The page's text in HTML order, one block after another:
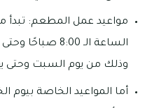
مواعيد عمل المطعم:
وذلك من يوم السبت وحتى
أما المواعيد الخاصة بيوم